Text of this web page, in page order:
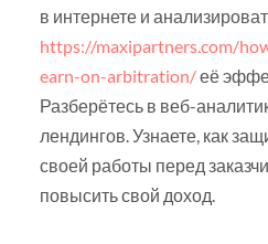
в интернете и
https://maxipartners.com/
earn-on-arbitration/её
Разберётесь в веб-
лендингов. Узнаете, как
своей работы перед
повысить свой доход.